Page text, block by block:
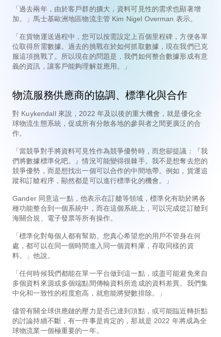
「過去兩年，由於客戶群的擴大，資料可見性的需求也顯著增
加。」馬士基歐洲地區物流主管 Kim Nigel Overman 表示。
「在貨物運送過程中，您可以按需設定上百個里程碑，方便各單
位取得所需數據。過去的挑戰在於如何抓取數據，現在我們已克
服這項挑戰了。所以現在的問題是，我們如何整合數據形成有意
義的資訊，讓客戶能夠理解並應用。」
物流服務供應商的協調、標準化與合作
對 Kuykendall 來說，2022 年及以後的重大機會，就是優化全
球物流生態系統，促成所有分散各地的參與者之間更廣泛的合
作。
「當競爭對手將資料可見性作為競爭優勢時，而您卻提議：『我
們將數據標準化吧。』情況可能變得很棘手。我不是想奪去您的
競爭優勢，而是想找出一個可以合作的中間地帶。例如，貨運追
蹤和訂艙程序，顯然都是可以進行標準化的機會。」
Gander 同意這一點，他表示在訂艙等領域，標準化有助於將各
種功能整合到一個系統中，而在這個系統上，可以完成從訂艙到
海關合規、電子發票等所有操作。
「標準化對每個人都有幫助。您真心希望您的用戶不管身在何
處，都可以在同一個時間進入同一個資料庫，存取同樣的資
料。」他說。
「任何時候我們都能在單一平台做到這一點，或盡可能避免來自
多個資料來源或多個端點間傳輸資料所造成的資料差異。我們集
中化和一致性的程度愈高，就愈能將變數排除。」
儘管有關全球供應鏈的壓力是否已達到頂點，或可能臨近轉折點
的討論持續不斷，有一件事是肯定的，那就是 2022 年將成為全
球物流業一個極重要的一年。